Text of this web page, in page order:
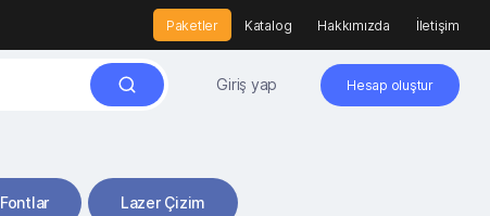
Paketler Katalog Hakkımızda İletişim
Giriş yap Hesap oluştur
Fontlar Lazer Çizim